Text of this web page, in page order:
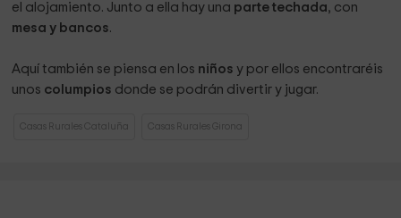
el alojamiento. Junto a ella hay una parte techada, con
mesa y bancos.
Aquí también se piensa en los niños y por ellos encontraréis
unos columpios donde se podrán divertir y jugar.
Casas Rurales Cataluña Casas Rurales Girona